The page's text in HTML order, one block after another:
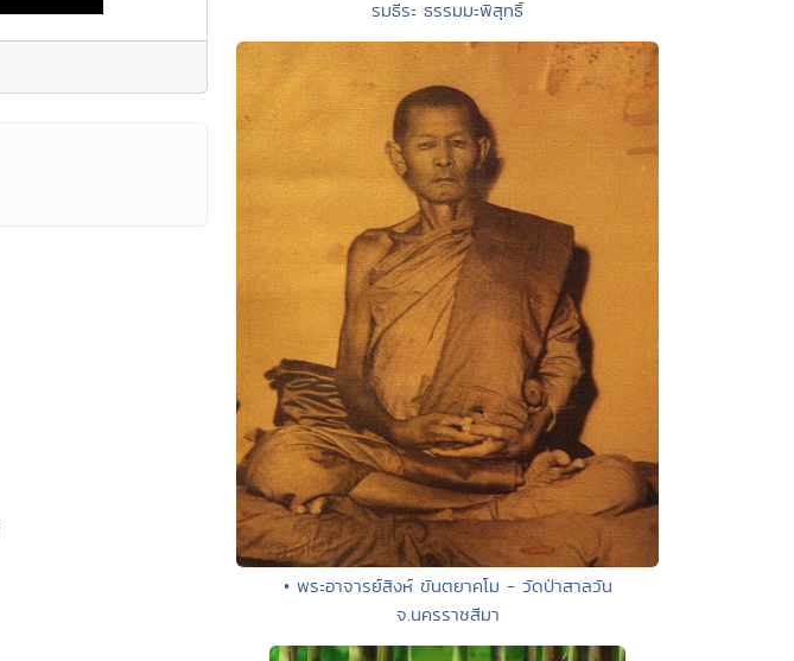
รมธีระ ธรรมมะพิสุทธิ์
• พระอาจารย์สิงห์ ขันตยาคโม - วัดป่าสาลวัน
จ.นครราชสีมา